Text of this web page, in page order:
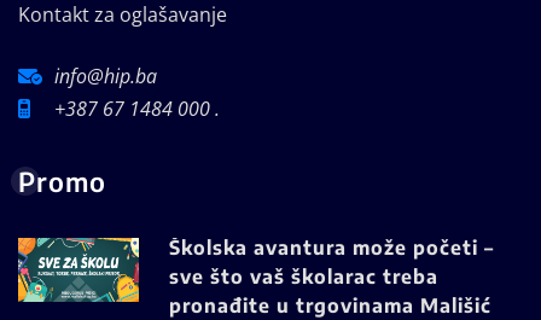
Kontakt za oglašavanje
info@hip.ba
+387 67 1484 000 .
Promo
Školska avantura može početi –
sve što vaš školarac treba
pronađite u trgovinama Mališić